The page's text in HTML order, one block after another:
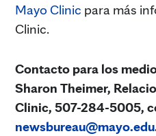
Mayo Clinic para más
Clinic.
Contacto para los
Sharon Theimer,
Clinic, 507-284-5005,
newsbureau@mayo.edu